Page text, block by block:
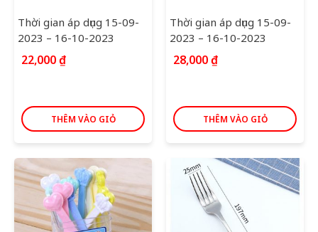
Thời gian áp dụng 15-09-
2023 – 16-10-2023
22,000₫
THÊM VÀO GIỎ
Thời gian áp dụng 15-09-
2023 – 16-10-2023
28,000₫
THÊM VÀO GIỎ